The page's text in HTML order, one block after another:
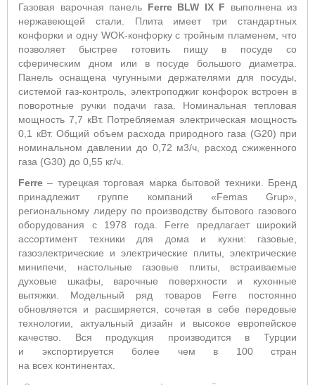
Газовая варочная панель Ferre BLW IX F выполнена из
нержавеющей стали. Плита имеет три стандартных
конфорки и одну WOK-конфорку с тройным пламенем, что
позволяет быстрее готовить пищу в посуде со
сферическим дном или в посуде большого диаметра.
Панель оснащена чугунными держателями для посуды,
системой газ-контроль, электроподжиг конфорок встроен в
поворотные ручки подачи газа. Номинальная тепловая
мощность 7,7 кВт. Потребляемая электрическая мощность
0,1 кВт. Общий объем расхода природного газа (G20) при
номинальном давлении до 0,72 м3/ч, расход сжиженного
газа (G30) до 0,55 кг/ч.
Ferre – турецкая торговая марка бытовой техники. Бренд
принадлежит группе компаний «Femas Grup»,
региональному лидеру по производству бытового газового
оборудования с 1978 года. Ferre предлагает широкий
ассортимент техники для дома и кухни: газовые,
газоэлектрические и электрические плиты, электрические
минипечи, настольные газовые плиты, встраиваемые
духовые шкафы, варочные поверхности и кухонные
вытяжки. Модельный ряд товаров Ferre постоянно
обновляется и расширяется, сочетая в себе передовые
технологии, актуальный дизайн и высокое европейское
качество. Вся продукция производится в Турции
и экспортируется более чем в 100 стран
на всех континентах.